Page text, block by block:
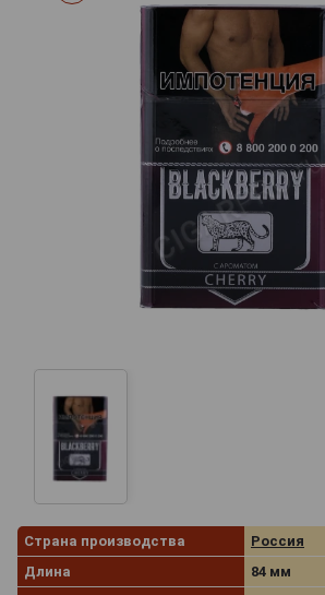
Страна производства
Россия
Длина
84 мм